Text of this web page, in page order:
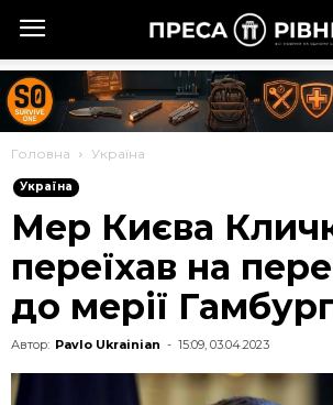
Головна Україна
Україна
Мер Києва
переїхав на
до мерії
Автор: Pavlo Ukrainian - 15:09, 03.04.2023